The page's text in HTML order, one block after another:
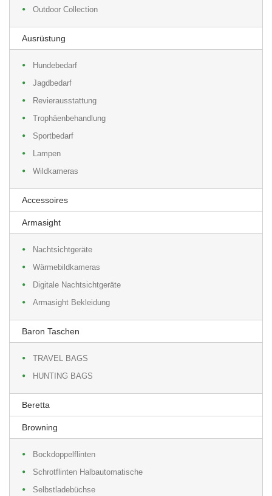
Outdoor Collection
Ausrüstung
Hundebedarf
Jagdbedarf
Revierausstattung
Trophäenbehandlung
Sportbedarf
Lampen
Wildkameras
Accessoires
Armasight
Nachtsichtgeräte
Wärmebildkameras
Digitale Nachtsichtgeräte
Armasight Bekleidung
Baron Taschen
TRAVEL BAGS
HUNTING BAGS
Beretta
Browning
Bockdoppelflinten
Schrotflinten Halbautomatische
Selbstladebüchse